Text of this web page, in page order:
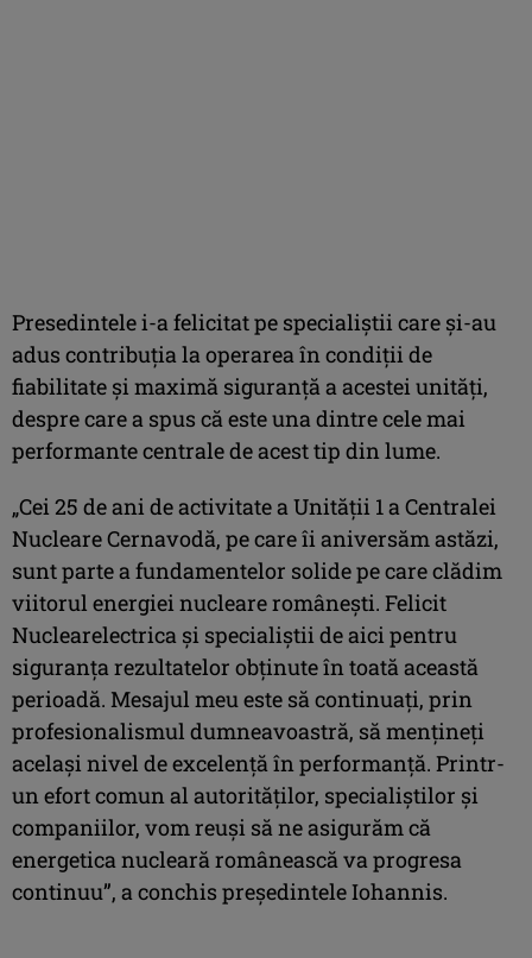
Presedintele i-a felicitat pe specialiştii care şi-au
adus contribuţia la operarea în condiţii de
fiabilitate şi maximă siguranţă a acestei unităţi,
despre care a spus că este una dintre cele mai
performante centrale de acest tip din lume.
„Cei 25 de ani de activitate a Unităţii 1 a Centralei
Nucleare Cernavodă, pe care îi aniversăm astăzi,
sunt parte a fundamentelor solide pe care clădim
viitorul energiei nucleare româneşti. Felicit
Nuclearelectrica şi specialiştii de aici pentru
siguranţa rezultatelor obţinute în toată această
perioadă. Mesajul meu este să continuaţi, prin
profesionalismul dumneavoastră, să menţineţi
acelaşi nivel de excelenţă în performanţă. Printr-
un efort comun al autorităţilor, specialiştilor şi
companiilor, vom reuşi să ne asigurăm că
energetica nucleară românească va progresa
continuu”, a conchis preşedintele Iohannis.